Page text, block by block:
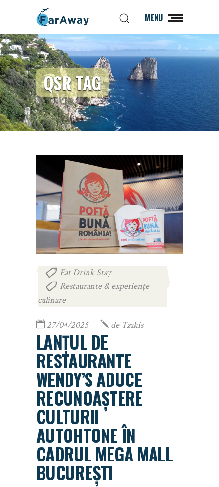
MENU
QSR TAG
Eat Drink Stay
Restaurante & experiențe
culinare
27/04/2025 de Tzakis
LANȚUL DE
RESTAURANTE
WENDY’S ADUCE
RECUNOAȘTERE
CULTURII
AUTOHTONE ÎN
CADRUL MEGA MALL
BUCUREȘTI